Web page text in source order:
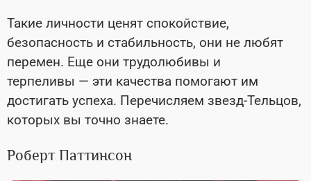
Такие личности ценят спокойствие,
безопасность и стабильность, они не любят
перемен. Еще они трудолюбивы и
терпеливы — эти качества помогают им
достигать успеха. Перечисляем звезд-Тельцов,
которых вы точно знаете.
Роберт Паттинсон